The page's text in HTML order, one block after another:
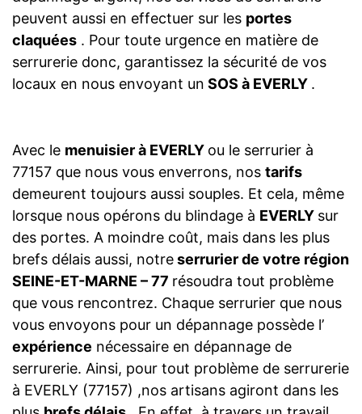
peuvent aussi en effectuer sur les portes
claquées . Pour toute urgence en matière de
serrurerie donc, garantissez la sécurité de vos
locaux en nous envoyant un SOS à EVERLY .
Avec le menuisier à EVERLY ou le serrurier à
77157 que nous vous enverrons, nos tarifs
demeurent toujours aussi souples. Et cela, même
lorsque nous opérons du blindage à EVERLY sur
des portes. A moindre coût, mais dans les plus
brefs délais aussi, notreserrurier de votre région
SEINE-ET-MARNE – 77 résoudra tout problème
que vous rencontrez. Chaque serrurier que nous
vous envoyons pour un dépannage possède l’
expérience nécessaire en dépannage de
serrurerie. Ainsi, pour tout problème de serrurerie
à EVERLY (77157) ,nos artisans agiront dans les